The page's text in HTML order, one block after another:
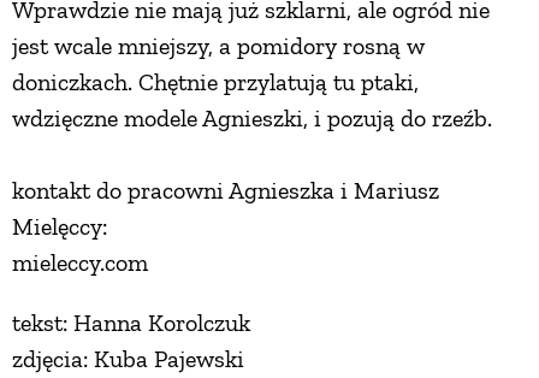
Wprawdzie nie mają już szklarni, ale ogród nie
jest wcale mniejszy, a pomidory rosną w
doniczkach. Chętnie przylatują tu ptaki,
wdzięczne modele Agnieszki, i pozują do rzeźb.
kontakt do pracowni Agnieszka i Mariusz
Mielęccy:
mieleccy.com
tekst: Hanna Korolczuk
zdjęcia: Kuba Pajewski